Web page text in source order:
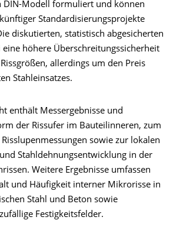
DIN-Modell formuliert und können
Standardisierungsprojekte
diskutierten, statistisch abgesicherten
höhere Überschreitungssicherheit
allerdings um den Preis
Stahleinsatzes.
enthält Messergebnisse und
der Rissufer im Bauteilinneren, zum
sowie zur lokalen
Stahldehnungsentwicklung in der
Weitere Ergebnisse umfassen
und Häufigkeit interner Mikrorisse in
Stahl und Beton sowie
Festigkeitsfelder.